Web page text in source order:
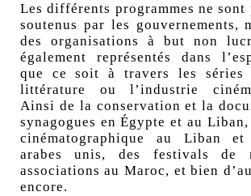
Les différents programmes ne sont
soutenus par les gouvernements,
des organisations à but non
également représentés dans
que ce soit à travers les séries
littérature ou l’industrie
Ainsi de la conservation et la
synagogues en Égypte et au
cinématographique au Liban
arabes unis, des festivals de
associations au Maroc, et bien
encore.